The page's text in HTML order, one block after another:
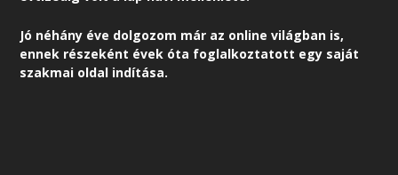
Jó néhány éve dolgozom már az online világban is,
ennek részeként évek óta foglalkoztatott egy saját
szakmai oldal indítása.